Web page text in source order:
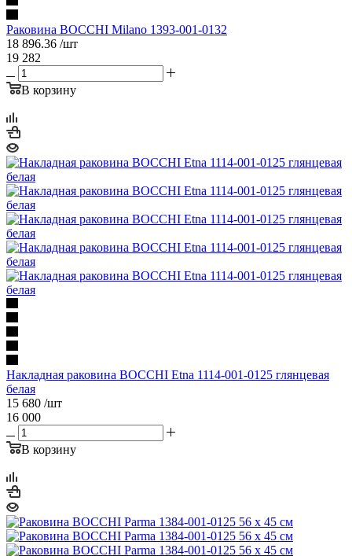
Раковина BOCCHI Milano 1393-001-0132
18 896.36 /шт
19 282
В корзину
Накладная раковина BOCCHI Etna 1114-001-0125 глянцевая
белая
15 680 /шт
16 000
В корзину